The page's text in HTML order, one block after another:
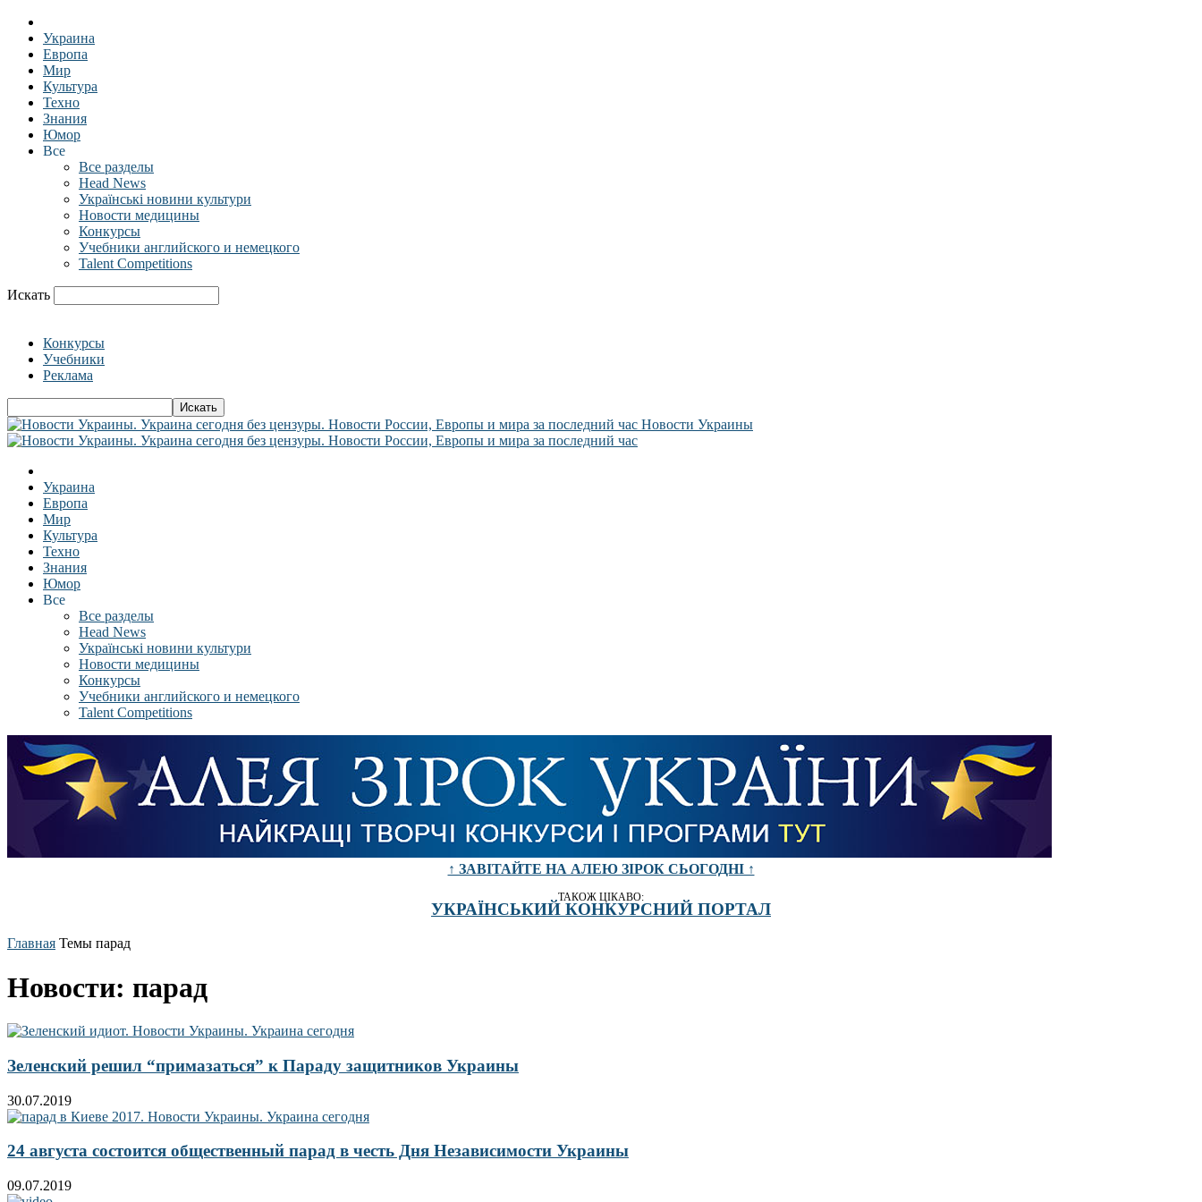
Украина
Европа
Мир
Культура
Техно
Знания
Юмор
Все
Все разделы
Head News
Українські новини культури
Новости медицины
Конкурсы
Учебники английского и немецкого
Talent Competitions
Искать
Конкурсы
Учебники
Реклама
Новости Украины
Украина
Европа
Мир
Культура
Техно
Знания
Юмор
Все
Все разделы
Head News
Українські новини культури
Новости медицины
Конкурсы
Учебники английского и немецкого
Talent Competitions
↑ ЗАВІТАЙТЕ НА АЛЕЮ ЗІРОК СЬОГОДНІ ↑
ТАКОЖ ЦІКАВО:
УКРАЇНСЬКИЙ КОНКУРСНИЙ ПОРТАЛ
Главная Темы парад
Новости: парад
Зеленский решил “примазаться” к Параду защитников Украины
30.07.2019
24 августа состоится общественный парад в честь Дня Независимости Украины
09.07.2019